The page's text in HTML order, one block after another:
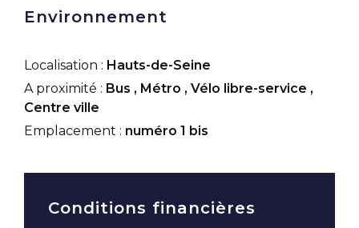
Environnement
Localisation : Hauts-de-Seine
A proximité : Bus , Métro , Vélo libre-service ,
Centre ville
Emplacement : numéro 1 bis
Conditions financières